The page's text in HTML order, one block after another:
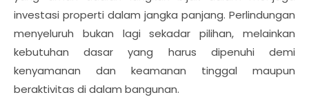
investasi properti dalam jangka panjang. Perlindungan
menyeluruh bukan lagi sekadar pilihan, melainkan
kebutuhan dasar yang harus dipenuhi demi
kenyamanan dan keamanan tinggal maupun
beraktivitas di dalam bangunan.